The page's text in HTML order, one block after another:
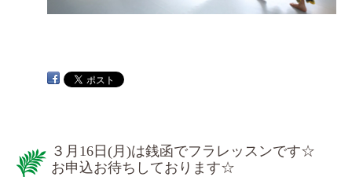
３月16日(月)は銭函でフラレッスンです☆
お申込お待ちしております☆